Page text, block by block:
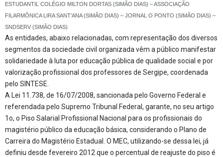
ESTUDANTIL COLÉGIO MILTON DORTAS (SIMÃO DIAS) – ASSOCIAÇÃO
FILARMÔNICA LIRA SANT’ANA (SIMÃO DIAS) – JORNAL O PONTO (SIMÃO DIAS) –
SNDSERV (SIMÃO DIAS)
As entidades, abaixo relacionadas, com representação dos diversos
segmentos da sociedade civil organizada vêm a público manifestar
solidariedade à luta por educação pública de qualidade social e por
valorização profissional dos professores de Sergipe, coordenada
pelo SINTESE.
A Lei 11.738, de 16/07/2008, sancionada pelo Governo Federal e
referendada pelo Supremo Tribunal Federal, garante, no seu artigo
1o, o Piso Salarial Profissional Nacional para os profissionais do
magistério público da educação básica, considerando o Plano de
Carreira do Magistério Estadual. O MEC, utilizando-se dessa lei, já
definiu desde fevereiro 2012 que o percentual de reajuste do piso é